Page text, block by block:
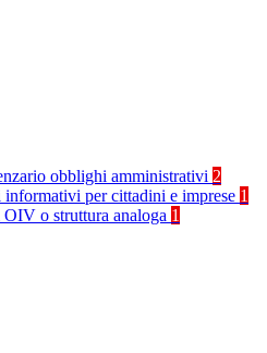
obblighi amministrativi 2
informativi per cittadini e imprese 1
o struttura analoga 1